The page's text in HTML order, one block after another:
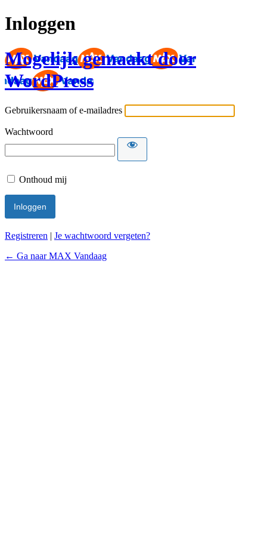
Inloggen
Mogelijk gemaakt door
WordPress
Gebruikersnaam of e-mailadres
Wachtwoord
Onthoud mij
Registreren | Je wachtwoord vergeten?
← Ga naar MAX Vandaag